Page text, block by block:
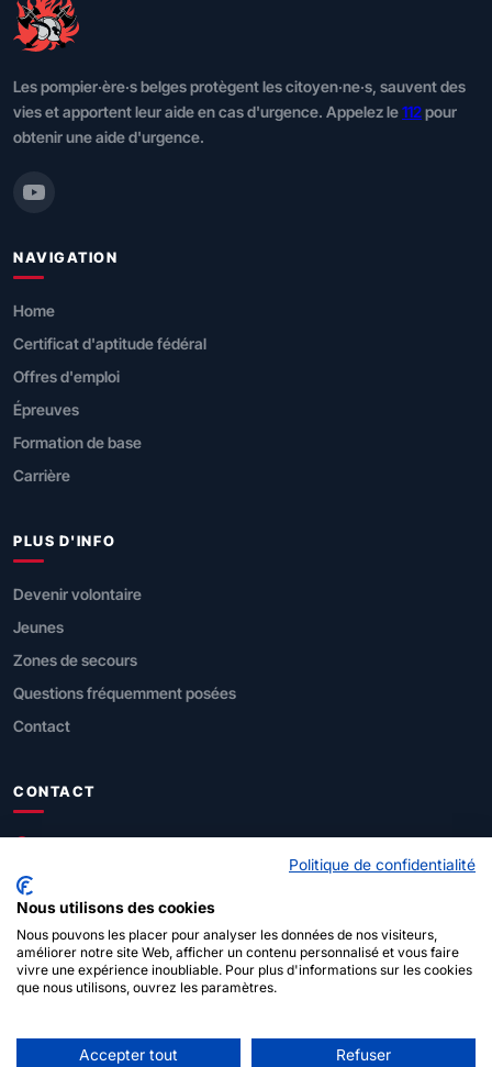
Les pompier·ère·s belges protègent les citoyen·ne·s, sauvent des
vies et apportent leur aide en cas d'urgence. Appelez le112pour
obtenir une aide d'urgence.
NAVIGATION
Home
Certificat d'aptitude fédéral
Offres d'emploi
Épreuves
Formation de base
Carrière
PLUS D'INFO
Devenir volontaire
Jeunes
Zones de secours
Questions fréquemment posées
Contact
CONTACT
Direction générale Sécurité civile
112 (urgences)
Politique de confidentialité
Nous utilisons des cookies
Nous pouvons les placer pour analyser les données de nos visiteurs,
améliorer notre site Web, afficher un contenu personnalisé et vous faire
vivre une expérience inoubliable. Pour plus d'informations sur les cookies
que nous utilisons, ouvrez les paramètres.
Accepter tout Refuser